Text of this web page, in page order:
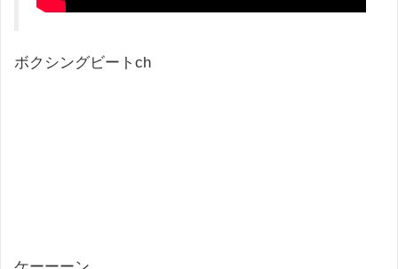
ボクシングビートch